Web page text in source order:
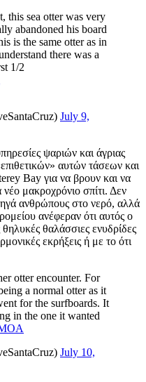
this sea otter was very
abandoned his board
is the same otter as in
there was a
1/2
July 9,
ψαριών και άγριας
αυτών τάσεων και
Bay για να βρουν και να
μακροχρόνιο σπίτι. Δεν
ανθρώπους στο νερό, αλλά
ανέφεραν ότι αυτός ο
θηλυκές θαλάσσιες ενυδρίδες
εκρήξεις ή με το ότι
otter encounter. For
a normal otter as it
for the surfboards. It
in the one it wanted
July 10,